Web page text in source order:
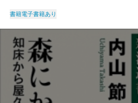
書籍電子書籍あり